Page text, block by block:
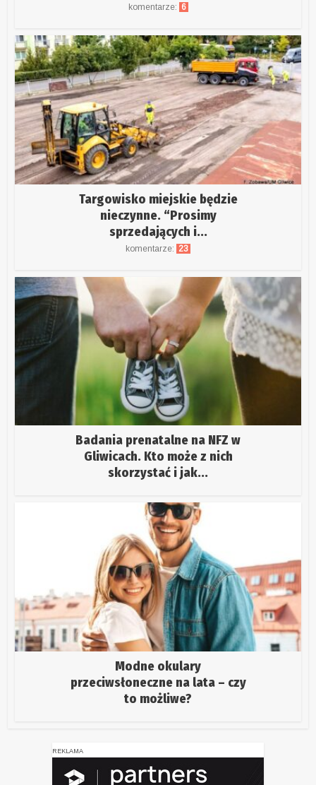
komentarze: 6
Targowisko miejskie będzie
nieczynne. “Prosimy
sprzedających i...
komentarze: 23
Badania prenatalne na NFZ w
Gliwicach. Kto może z nich
skorzystać i jak...
Modne okulary
przeciwsłoneczne na lata – czy
to możliwe?
REKLAMA